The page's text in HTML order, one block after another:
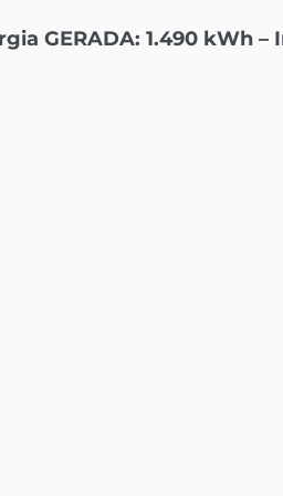
GERADA: 1.490 kWh